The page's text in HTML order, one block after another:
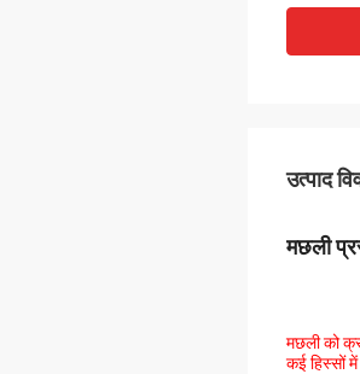
उत्पाद
मछली
मछली को
कई हिस्सों